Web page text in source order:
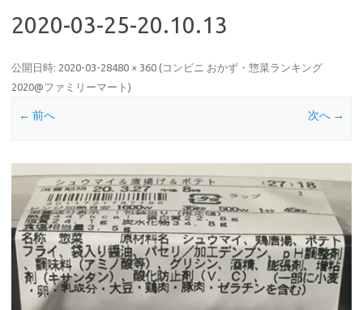
2020-03-25-20.10.13
公開日時: 2020-03-28480 × 360 (コンビニ おかず・惣菜ランキング
2020@ファミリーマート )
← 前へ 次へ →